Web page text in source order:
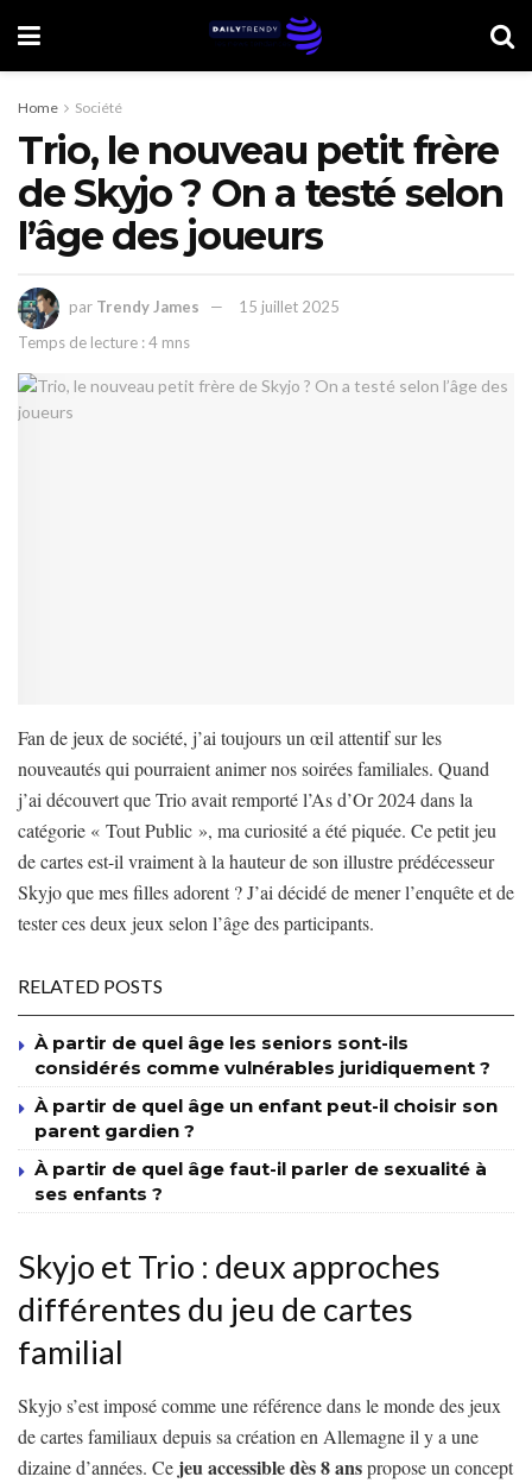
Home Société
Trio, le nouveau petit frère
de Skyjo ? On a testé selon
l’âge des joueurs
par Trendy James
15 juillet 2025
Temps de lecture : 4 mns
Fan de jeux de société, j’ai toujours un œil attentif sur les
nouveautés qui pourraient animer nos soirées familiales. Quand
j’ai découvert que Trio avait remporté l’As d’Or 2024 dans la
catégorie « Tout Public », ma curiosité a été piquée. Ce petit jeu
de cartes est-il vraiment à la hauteur de son illustre prédécesseur
Skyjo que mes filles adorent ? J’ai décidé de mener l’enquête et de
tester ces deux jeux selon l’âge des participants.
RELATED POSTS
À partir de quel âge les seniors sont-ils
considérés comme vulnérables juridiquement ?
À partir de quel âge un enfant peut-il choisir son
parent gardien ?
À partir de quel âge faut-il parler de sexualité à
ses enfants ?
Skyjo et Trio : deux approches
différentes du jeu de cartes
familial
Skyjo s’est imposé comme une référence dans le monde des jeux
de cartes familiaux depuis sa création en Allemagne il y a une
dizaine d’années. Ce jeu accessible dès 8 anspropose un concept